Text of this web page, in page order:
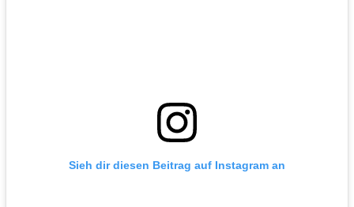
Sieh dir diesen Beitrag auf Instagram an